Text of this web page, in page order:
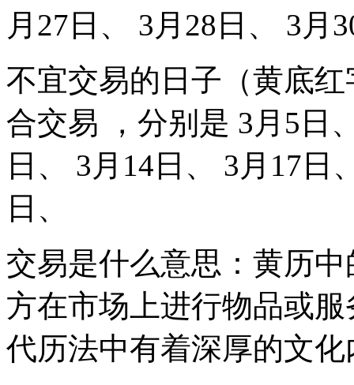
月27日、 3月28日、 3月
不宜交易的日子（黄底红
合交易 ，分别是 3月5日
日、 3月14日、 3月17日
日、
交易是什么意思：黄历
方在市场上进行物品或
代历法中有着深厚的文化